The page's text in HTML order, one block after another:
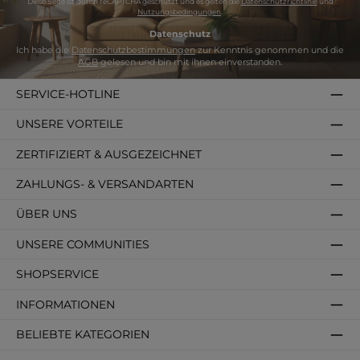
Nutzungsbedingungen
Datenschutz
Ich habe die Datenschutzbestimmungenzur Kenntnis genommen und die
AGBgelesen und bin mit ihnen einverstanden.
SERVICE-HOTLINE
SHOPSERVICE
INFORMATIONEN
BELIEBTE KATEGORIEN
ZAHLUNGS- & VERSANDARTEN
ÜBER UNS
ZERTIFIZIERT & AUSGEZEICHNET
UNSERE VORTEILE
UNSERE COMMUNITIES